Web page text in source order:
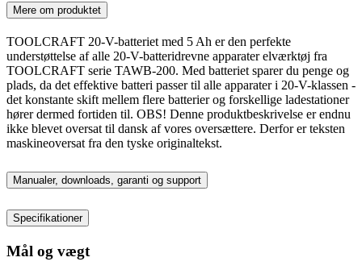
Mere om produktet
TOOLCRAFT 20-V-batteriet med 5 Ah er den perfekte
understøttelse af alle 20-V-batteridrevne apparater elværktøj fra
TOOLCRAFT serie TAWB-200. Med batteriet sparer du penge og
plads, da det effektive batteri passer til alle apparater i 20-V-klassen -
det konstante skift mellem flere batterier og forskellige ladestationer
hører dermed fortiden til. OBS! Denne produktbeskrivelse er endnu
ikke blevet oversat til dansk af vores oversættere. Derfor er teksten
maskineoversat fra den tyske originaltekst.
Manualer, downloads, garanti og support
Specifikationer
Mål og vægt